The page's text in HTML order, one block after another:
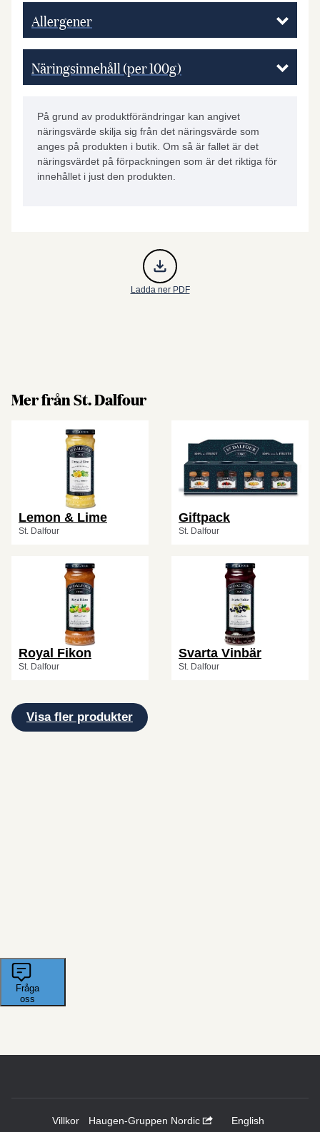
Allergener
Näringsinnehåll (per 100g)
På grund av produktförändringar kan angivet
näringsvärde skilja sig från det näringsvärde som
anges på produkten i butik. Om så är fallet är det
näringsvärdet på förpackningen som är det riktiga för
innehållet i just den produkten.
Ladda ner PDF
Mer från St. Dalfour
Lemon & Lime
St. Dalfour
Giftpack
St. Dalfour
Royal Fikon
St. Dalfour
Svarta Vinbär
St. Dalfour
Visa fler produkter
Villkor Haugen-Gruppen Nordic English